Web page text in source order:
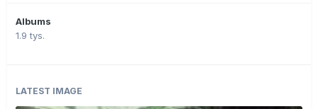
Albums
1.9 tys.
LATEST IMAGE